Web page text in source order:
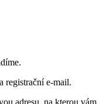
registrační e-mail.
adresu, na kterou vám